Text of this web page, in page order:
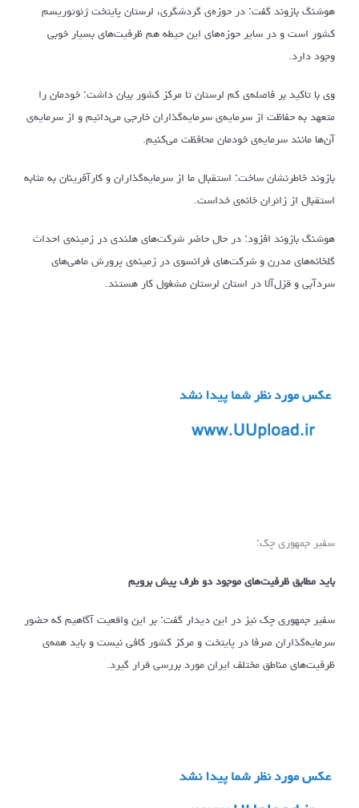
هوشنگ بازوند گفت: در حوزه‌ی گردشگری، لرستان پایتخت ژئوتوریسم
کشور است و در سایر حوزه‌های این حیطه هم ظرفیت‌های بسیار خوبی
وجود دارد.
وی با تاکید بر فاصله‌ی کم لرستان تا مرکز کشور بیان داشت: خودمان را
متعهد به حفاظت از سرمایه‌ی سرمایه‌گذاران خارجی می‌دانیم و از سرمایه‌ی
آن‌ها مانند سرمایه‌ی خودمان محافظت می‌کنیم.
بازوند خاطرنشان ساخت: استقبال ما از سرمایه‌گذاران و کارآفرینان به مثابه
استقبال از زائران خانه‌ی خداست.
هوشنگ بازوند افزود: در حال حاضر شرکت‌های هلندی در زمینه‌ی احداث
گلخانه‌های مدرن و شرکت‌های فرانسوی در زمینه‌ی پرورش ماهی‌های
سردآبی و قزل‌آلا در استان لرستان مشغول کار هستند.
سفیر جمهوری چک:
باید مطابق ظرفیت‌های موجود دو طرف پیش برویم
سفیر جمهوری چک نیز در این دیدار گفت: بر این واقعیت آگاهیم که حضور
سرمایه‌گذاران صرفا در پایتخت و مرکز کشور کافی نیست و باید همه‌ی
ظرفیت‌های مناطق مختلف ایران مورد بررسی قرار گیرد.